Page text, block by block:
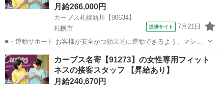
月給266,000円
カーブス札幌新川【90634】
札幌市
提携サイト 7月21日
■・運動サポート お客様が安全かつ効果的に運動できるよう、マシン
の使い方をアドバイスします。運動が初めての方や苦手な方がほとん
どなので、難しい指導はありません。「今日はこの動きを意識しまし
ょう！」といったお声がけをしながら、...
北海道 札幌市 その他
カーブス名寄【91273】の女性専用フィット
ネスの接客スタッフ 【昇給あり】
月給240,670円